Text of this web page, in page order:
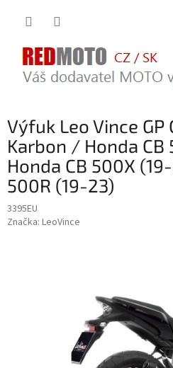
Výfuk Leo Vince GP
Karbon / Honda
Honda CB 500X
500R (19-23)
3395EU
Značka: LeoVince